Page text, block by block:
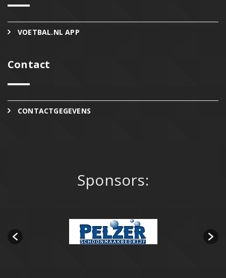
VOETBAL.NL APP
Contact
CONTACTGEGEVENS
Sponsors: